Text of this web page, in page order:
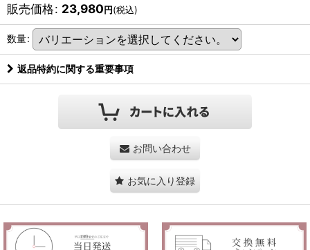
販売価格: 23,980円(税込)
数量:
返品特約に関する重要事項
お問い合わせ
お気に入り登録